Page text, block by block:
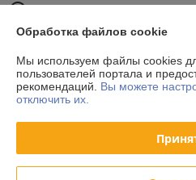
Отзывы о магазине
34 отзывов за всё время
Покупатель
Обработка файлов cookie
Мы используем файлы cookies
пользователей портала и
рекомендаций. Вы можете
отключить их.